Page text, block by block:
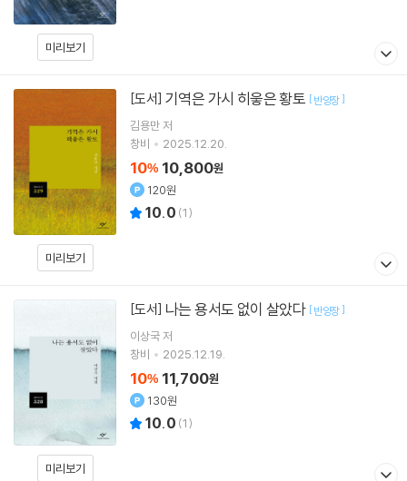
미리보기
미리보기
[도서] 기역은 가시 히읗은 황토 [반양장]
김용만저
창비
2025.12.20.
10% 10,800원
120원
10.0 (1)
미리보기
[도서] 나는 용서도 없이 살았다 [반양장]
이상국저
창비
2025.12.19.
10% 11,700원
130원
10.0 (1)